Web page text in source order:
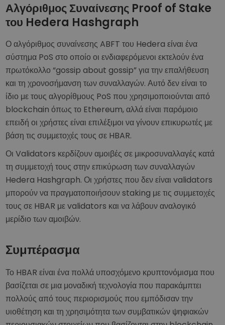
Αλγόριθμος Συναίνεσης Proof of Stake
του Hedera Hashgraph
Ο αλγόριθμος συναίνεσης ABFT του Hedera είναι ένα
σύστημα PoS στο οποίο οι ενδιαφερόμενοι εκτελούν ένα
πρωτόκολλο “gossip about gossip” για την επαλήθευση
και τη χρονοσήμανση των συναλλαγών. Αυτό δεν είναι το
ίδιο με τους αλγορίθμους PoS που χρησιμοποιούνται από
blockchain όπως το Ethereum, αλλά είναι παρόμοιο
επειδή οι χρήστες είναι επιλέξιμοι να γίνουν επικυρωτές με
βάση τις συμμετοχές τους σε HBAR.
Οι Validators κερδίζουν αμοιβές σε μικροσυναλλαγές κατά
τη συμμετοχή τους στην επικύρωση των συναλλαγών
Hedera Hashgraph. Οι χρήστες που δεν είναι validators
μπορούν να πραγματοποιήσουν staking με τις συμμετοχές
τους σε HBAR με validators και να λάβουν αναλογικό
μερίδιο των αμοιβών.
Συμπέρασμα
Το HBAR είναι ένα πολλά υποσχόμενο κρυπτονόμισμα που
βασίζεται σε μια μοναδική τεχνολογία που παρακάμπτει
πολλούς από τους περιορισμούς που εμπόδισαν την
υιοθέτηση και τη χρησιμότητα των συμβατικών ψηφιακών